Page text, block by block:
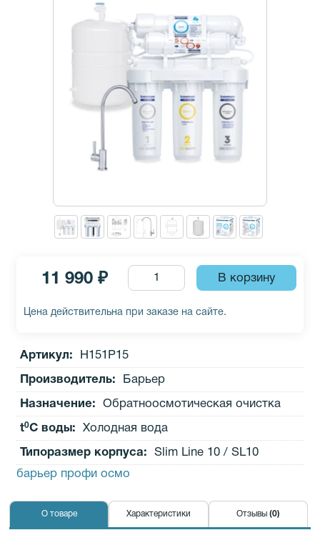
11 990 ₽
Цена действительна при заказе на сайте.
Артикул: Н151Р15
Производитель: Барьер
Назначение: Обратноосмотическая очистка
t0C воды: Холодная вода
Типоразмер корпуса:
Slim Line 10 / SL10
барьер профи осмо
О товаре Характеристики Отзывы (0)